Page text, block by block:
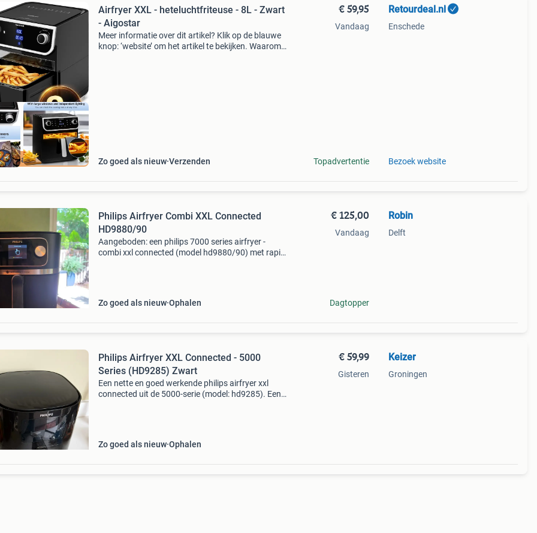
Korting
Airfryer XXL - heteluchtfriteuse - 8L - Zwart
- Aigostar
Meer informatie over dit artikel? Klik op de blauwe
knop: ‘website’ om het artikel te bekijken. Waarom
Zo goed als nieuw Verzenden
€ 59,95
Vandaag
Topadvertentie
Retourdeal.nl
Enschede
Bezoek website
Philips Airfryer Combi XXL Connected
HD9880/90
Aangeboden: een philips 7000 series airfryer -
combi xxl connected (model hd9880/90) met rapid
Zo goed als nieuw Ophalen
€ 125,00
Vandaag
Dagtopper
Robin
Delft
Philips Airfryer XXL Connected - 5000
Series (HD9285) Zwart
Een nette en goed werkende philips airfryer xxl
connected uit de 5000-serie (model: hd9285). Een
Zo goed als nieuw Ophalen
€ 59,99
Gisteren
Keizer
Groningen